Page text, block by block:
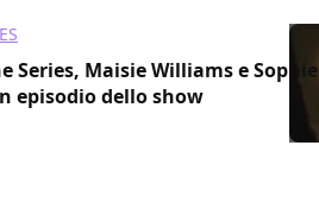
Series, Maisie Williams e Sophie
episodio dello show